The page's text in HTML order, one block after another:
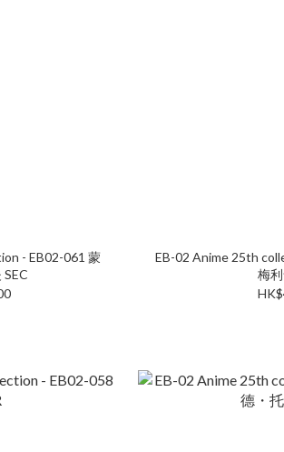
- EB02-061 蒙
EB-02 Anime 25th
梅